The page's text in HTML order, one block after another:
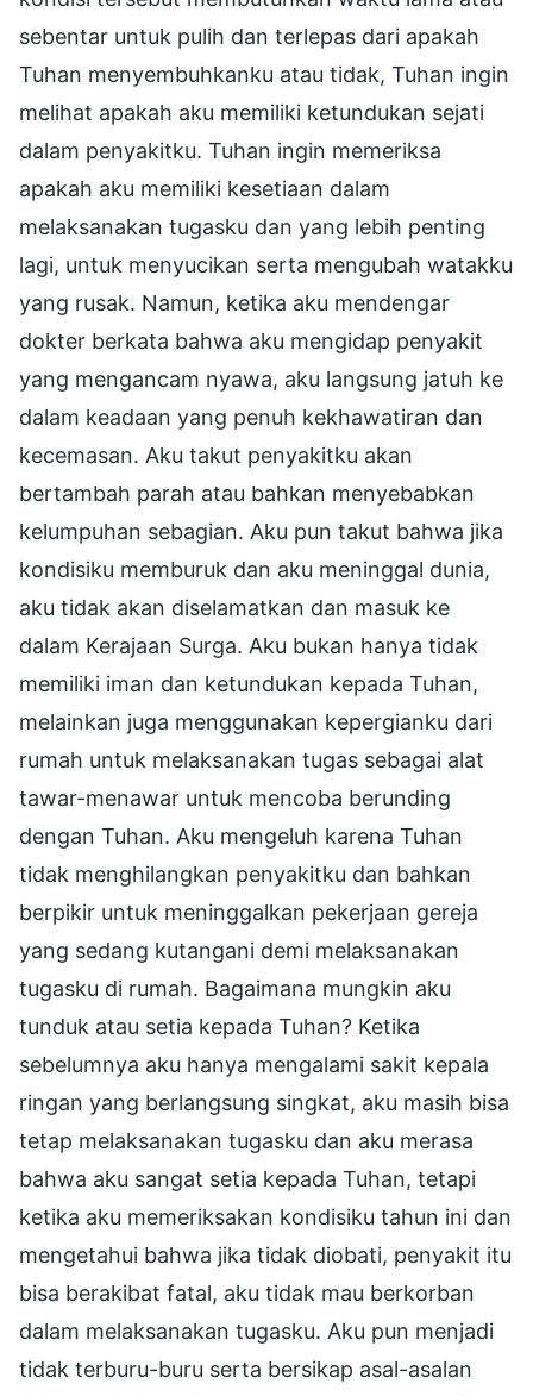
sebentar untuk pulih dan terlepas dari apakah
Tuhan menyembuhkanku atau tidak, Tuhan ingin
melihat apakah aku memiliki ketundukan sejati
dalam penyakitku. Tuhan ingin memeriksa
apakah aku memiliki kesetiaan dalam
melaksanakan tugasku dan yang lebih penting
lagi, untuk menyucikan serta mengubah watakku
yang rusak. Namun, ketika aku mendengar
dokter berkata bahwa aku mengidap penyakit
yang mengancam nyawa, aku langsung jatuh ke
dalam keadaan yang penuh kekhawatiran dan
kecemasan. Aku takut penyakitku akan
bertambah parah atau bahkan menyebabkan
kelumpuhan sebagian. Aku pun takut bahwa jika
kondisiku memburuk dan aku meninggal dunia,
aku tidak akan diselamatkan dan masuk ke
dalam Kerajaan Surga. Aku bukan hanya tidak
memiliki iman dan ketundukan kepada Tuhan,
melainkan juga menggunakan kepergianku dari
rumah untuk melaksanakan tugas sebagai alat
tawar-menawar untuk mencoba berunding
dengan Tuhan. Aku mengeluh karena Tuhan
tidak menghilangkan penyakitku dan bahkan
berpikir untuk meninggalkan pekerjaan gereja
yang sedang kutangani demi melaksanakan
tugasku di rumah. Bagaimana mungkin aku
tunduk atau setia kepada Tuhan? Ketika
sebelumnya aku hanya mengalami sakit kepala
ringan yang berlangsung singkat, aku masih bisa
tetap melaksanakan tugasku dan aku merasa
bahwa aku sangat setia kepada Tuhan, tetapi
ketika aku memeriksakan kondisiku tahun ini dan
mengetahui bahwa jika tidak diobati, penyakit itu
bisa berakibat fatal, aku tidak mau berkorban
dalam melaksanakan tugasku. Aku pun menjadi
tidak terburu-buru serta bersikap asal-asalan